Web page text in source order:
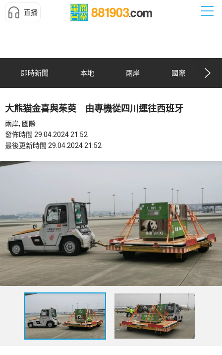
直播
即時新聞 本地 兩岸 國際
大熊猫金喜與茱萸 由專機從四川運往西班牙
兩岸, 國際
發佈時間 29.04.2024 21:52
最後更新時間 29.04.2024 21:52